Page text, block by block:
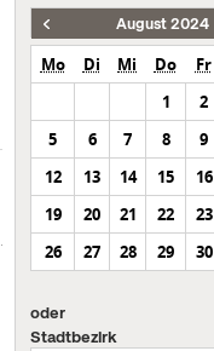
August 2024
Mo Di Mi Do Fr
1
2
5
6 7 8 9
12
13 14 15 16
19
20 21 22 23
26
27 28 29 30
oder
Stadtbezirk